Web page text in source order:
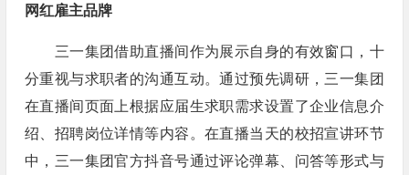
网红雇主品牌
三一集团借助直播间作为展示自身的有效窗口，十
分重视与求职者的沟通互动。通过预先调研，三一集团
在直播间页面上根据应届生求职需求设置了企业信息介
绍、招聘岗位详情等内容。在直播当天的校招宣讲环节
中，三一集团官方抖音号通过评论弹幕、问答等形式与